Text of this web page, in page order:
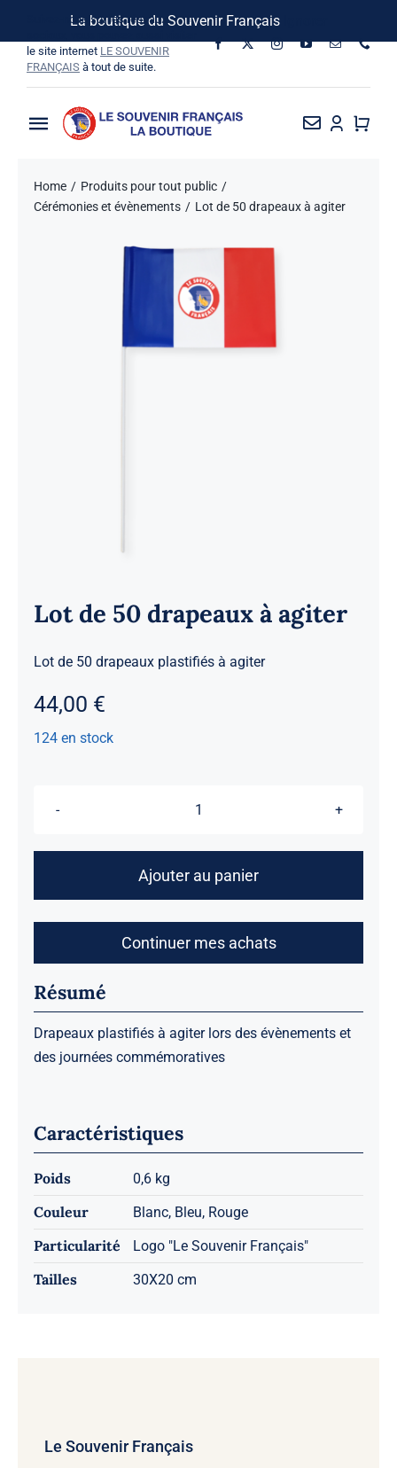
La boutique du Souvenir Français
contenu
Suivez-nous sur les réseaux
le site internet LE SOUVENIR
FRANÇAIS à tout de suite.
Toggle
La Boutique
Boîte à idées
Bon de commande
Home
Produits pour tout public
Cérémonies et évènements
Lot de 50 drapeaux à agiter
Lot de 50 drapeaux à agiter
Lot de 50 drapeaux plastifiés à agiter
44,00 €
124 en stock
Lot
drapeaux
à
Ajouter au panier
Continuer mes achats
Résumé
Drapeaux plastifiés à agiter lors des évènements et
des journées commémoratives
Caractéristiques
Poids 0,6 kg
Couleur Blanc, Bleu, Rouge
Particularité Logo "Le Souvenir Français"
Tailles 30X20 cm
Le Souvenir Français